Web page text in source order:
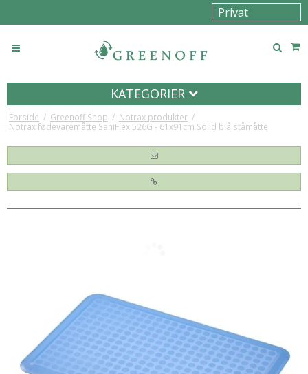
KATEGORIER
Forside / Greenoff Shop / Notrax produkter /
Notrax fødevaremåtte SaniFlex 526G - 61x91cm Solid blå ståmåtte